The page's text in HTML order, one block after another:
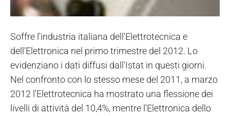
Soffre l'industria italiana dell'Elettrotecnica e
dell'Elettronica nel primo trimestre del 2012. Lo
evidenziano i dati diffusi dall'Istat in questi giorni.
Nel confronto con lo stesso mese del 2011, a marzo
2012 l'Elettrotecnica ha mostrato una flessione dei
livelli di attività del 10,4%, mentre l'Elettronica dello